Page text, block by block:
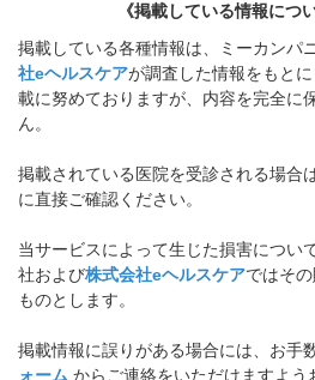
《掲載している情報につ
掲載している各種情報は、ミーカンパ
社eヘルスケアが調査した情報をもと
載に努めておりますが、内容を完全に
ん。
掲載されている医院を受診される場合
に直接ご確認ください。
当サービスによって生じた損害につい
社および株式会社eヘルスケアではそ
ものとします。
掲載情報に誤りがある場合には、お手
ォーム からご連絡をいただけますよう